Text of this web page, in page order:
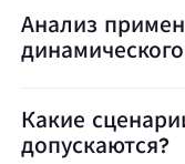
Анализ
Какие
допускаются?